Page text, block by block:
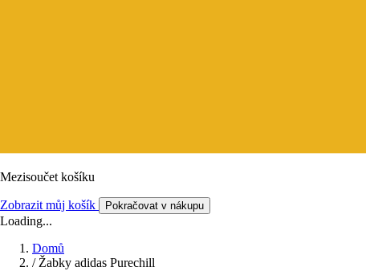
Mezisoučet košíku
Zobrazit můj košík Pokračovat v nákupu
Loading...
Domů
/ Žabky adidas Purechill